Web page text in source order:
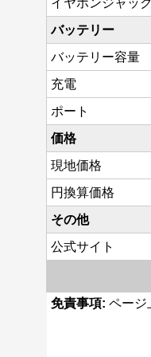
イヤホンジャック
バッテリー
バッテリー容量
充電
ポート
価格
現地価格
円換算価格
その他
公式サイト
免責事項: ページ